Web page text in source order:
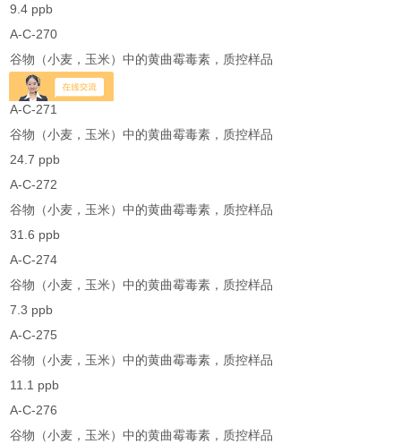
9.4 ppb
A-C-270
谷物（小麦，玉米）中的黄曲霉毒素，质控样品
19.0 ppb
A-C-271
谷物（小麦，玉米）中的黄曲霉毒素，质控样品
24.7 ppb
A-C-272
谷物（小麦，玉米）中的黄曲霉毒素，质控样品
31.6 ppb
A-C-274
谷物（小麦，玉米）中的黄曲霉毒素，质控样品
7.3 ppb
A-C-275
谷物（小麦，玉米）中的黄曲霉毒素，质控样品
11.1 ppb
A-C-276
谷物（小麦，玉米）中的黄曲霉毒素，质控样品